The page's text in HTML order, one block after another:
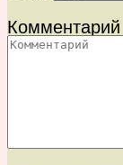
Комментарий